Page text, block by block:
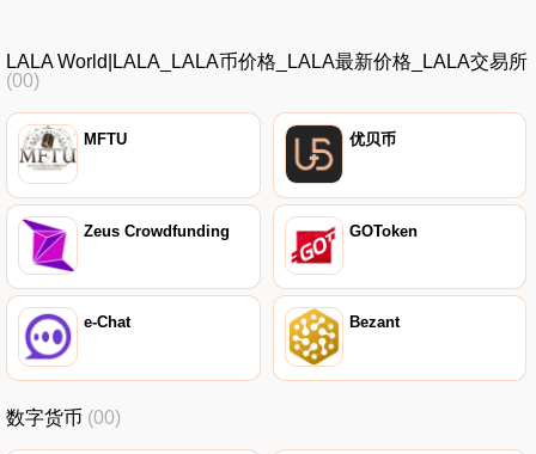
LALA World|LALA_LALA币价格_LALA最新价格_LALA交易所
(00)
MFTU 优贝币
Zeus Crowdfunding GOToken
e-Chat Bezant
数字货币 (00)